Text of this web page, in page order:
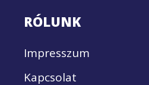
RÓLUNK
Impresszum
Kapcsolat